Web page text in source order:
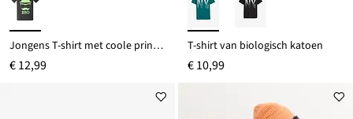
Jongens T-shirt met coole print van biologisch katoen
€ 12,99
T-shirt van biologisch katoen
€ 10,99